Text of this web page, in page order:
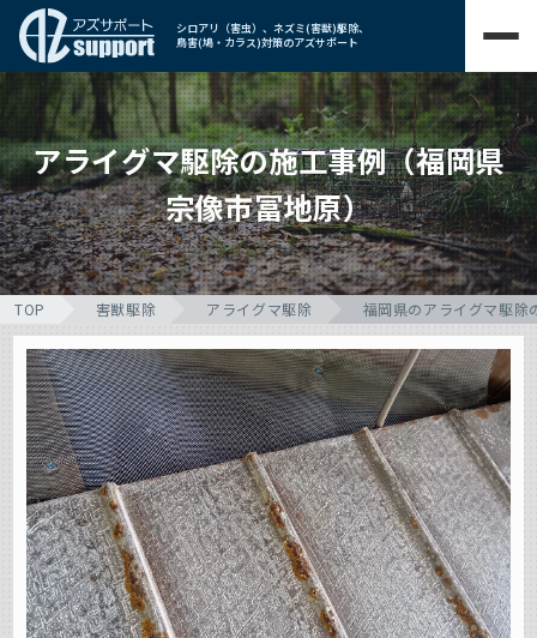
シロアリ（害虫）、ネズミ(害獣)駆除、
鳥害(鳩・カラス)対策のアズサポート
アライグマ駆除の施工事例（福岡県
宗像市冨地原）
TOP 害獣駆除 アライグマ駆除 福岡県のアライグマ駆除